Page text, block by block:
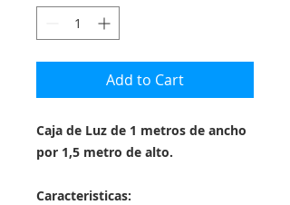
Add to Cart
Caja de Luz de 1 metros de ancho
por 1,5 metro de alto.
Caracteristicas: